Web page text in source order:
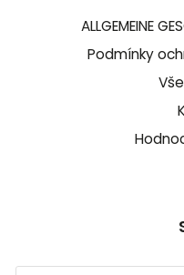
ALLGEMEINE
Podmínky